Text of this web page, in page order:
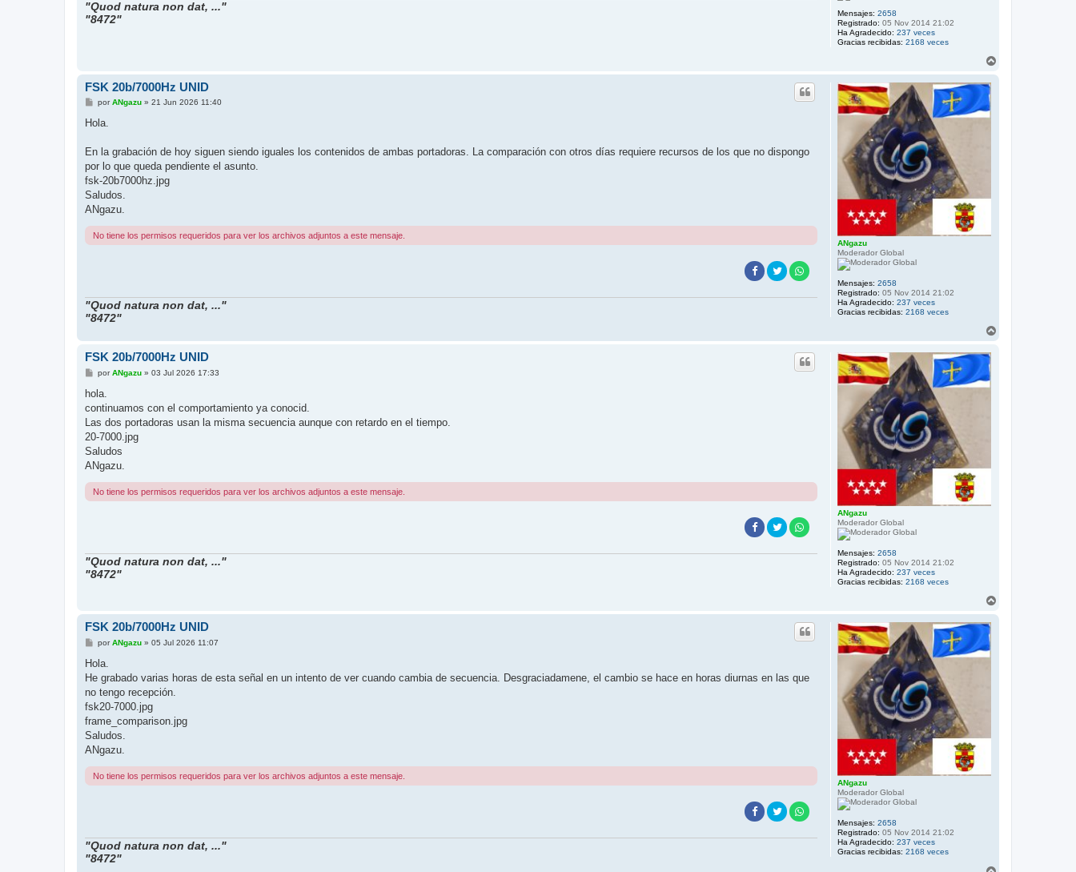
Mensajes: 2658
Registrado: 05 Nov 2014 21:02
Ha Agradecido: 237 veces
Gracias recibidas: 2168 veces
"Quod natura non dat, ..."
"8472"
ANgazu
Moderador Global
Mensajes: 2658
Registrado: 05 Nov 2014 21:02
Ha Agradecido: 237 veces
Gracias recibidas: 2168 veces
FSK 20b/7000Hz UNID
M
n
j
porANgazu» 21 Jun 2026 11:40
Hola.
En la grabación de hoy siguen siendo iguales los contenidos de ambas portadoras. La comparación con otros días requiere recursos de los que no dispongo
por lo que queda pendiente el asunto.
fsk-20b7000hz.jpg
Saludos.
ANgazu.
No tiene los permisos requeridos para ver los archivos adjuntos a este mensaje.
"Quod natura non dat, ..."
"8472"
ANgazu
Moderador Global
Mensajes: 2658
Registrado: 05 Nov 2014 21:02
Ha Agradecido: 237 veces
Gracias recibidas: 2168 veces
FSK 20b/7000Hz UNID
M
n
a
j
porANgazu» 03 Jul 2026 17:33
hola.
continuamos con el comportamiento ya conocid.
Las dos portadoras usan la misma secuencia aunque con retardo en el tiempo.
20-7000.jpg
Saludos
ANgazu.
No tiene los permisos requeridos para ver los archivos adjuntos a este mensaje.
"Quod natura non dat, ..."
"8472"
ANgazu
Moderador Global
Mensajes: 2658
Registrado: 05 Nov 2014 21:02
Ha Agradecido: 237 veces
Gracias recibidas: 2168 veces
FSK 20b/7000Hz UNID
M
n
a
j
porANgazu» 05 Jul 2026 11:07
Hola.
He grabado varias horas de esta señal en un intento de ver cuando cambia de secuencia. Desgraciadamene, el cambio se hace en horas diurnas en las que
no tengo recepción.
fsk20-7000.jpg
frame_comparison.jpg
Saludos.
ANgazu.
No tiene los permisos requeridos para ver los archivos adjuntos a este mensaje.
"Quod natura non dat, ..."
"8472"